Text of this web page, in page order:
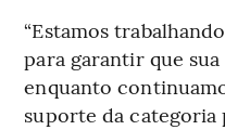
“Estamos
para garantir que
enquanto
suporte da categoria